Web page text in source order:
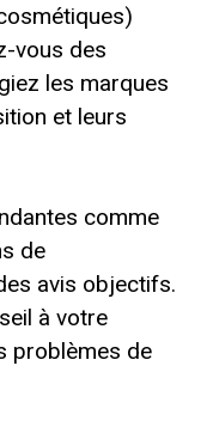
vous des
les marques
et leurs
comme
de
avis objectifs.
à votre
problèmes de